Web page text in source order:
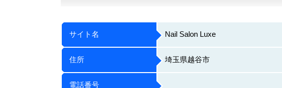
サイト名 Nail Salon Luxe
住所 埼玉県越谷市
電話番号